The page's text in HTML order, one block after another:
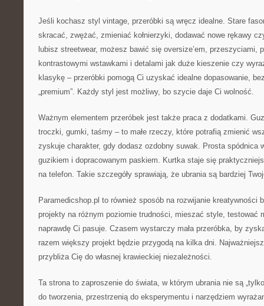
Jeśli kochasz styl vintage, przeróbki są wręcz idealne. Stare
skracać, zwężać, zmieniać kołnierzyki, dodawać nowe rękawy
lubisz streetwear, możesz bawić się oversize’em, przeszyciami,
kontrastowymi wstawkami i detalami jak duże kieszenie czy
klasykę – przeróbki pomogą Ci uzyskać idealne dopasowanie,
„premium”. Każdy styl jest możliwy, bo szycie daje Ci wolność.
Ważnym elementem przeróbek jest także praca z dodatkami.
troczki, gumki, taśmy – to małe rzeczy, które potrafią zmienić
zyskuje charakter, gdy dodasz ozdobny suwak. Prosta spódnica
guzikiem i dopracowanym paskiem. Kurtka staje się
na telefon. Takie szczegóły sprawiają, że ubrania są bardziej
Paramedicshop.pl to również sposób na rozwijanie kreatywności
projekty na różnym poziomie trudności, mieszać style, testować
naprawdę Ci pasuje. Czasem wystarczy mała przeróbka, by
razem większy projekt będzie przygodą na kilka dni.
przybliża Cię do własnej krawieckiej niezależności.
Ta strona to zaproszenie do świata, w którym ubrania nie są
do tworzenia, przestrzenią do eksperymentu i narzędziem